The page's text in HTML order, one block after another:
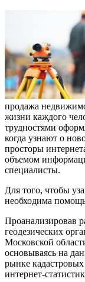
продажа
жизни каждого
трудностями
когда узнают о
просторы
объемом
специалисты.
Для того, чтобы
необходима
Проанализировав
геодезических
Московской
основываясь на
рынке
интернет-